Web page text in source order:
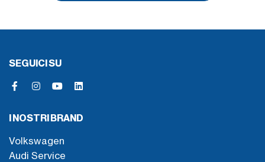
SEGUICI SU
I NOSTRI BRAND
Volkswagen
Audi Service